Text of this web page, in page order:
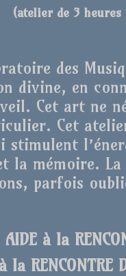
(atelier de 3
des
divine, en
Cet art ne
Cet
stimulent
la mémoire.
parfois
AIDE à la
la RENCONTRE